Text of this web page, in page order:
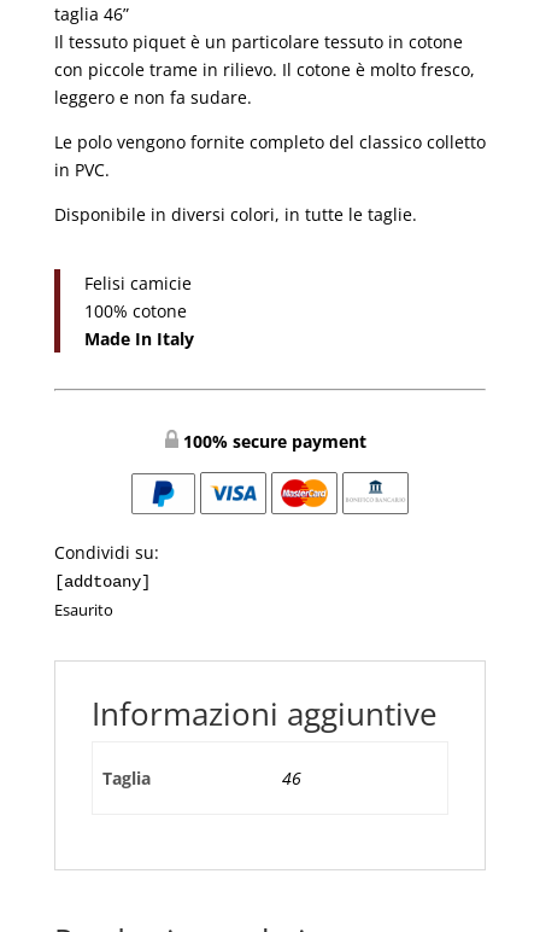
taglia 46”
Il tessuto piquet è un particolare tessuto in cotone
con piccole trame in rilievo. Il cotone è molto fresco,
leggero e non fa sudare.
Le polo vengono fornite completo del classico colletto
in PVC.
Disponibile in diversi colori, in tutte le taglie.
Felisi camicie
100% cotone
Made In Italy
100% secure payment
Condividi su:
[addtoany]
Esaurito
Informazioni aggiuntive
Taglia 46